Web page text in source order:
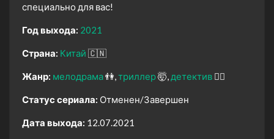
специально для вас!
Год выхода: 2021
Страна: Китай 🇨🇳
Жанр: мелодрама👫 триллер🤯 детектив 🕵️‍♂️
Статус сериала: Отменен/Завершен
Дата выхода: 12.07.2021